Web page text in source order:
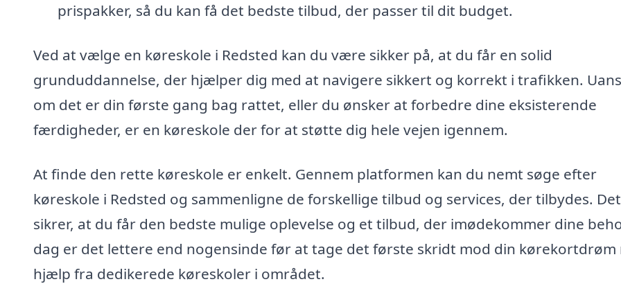
prispakker, så du kan få det bedste tilbud, der passer til dit budget.
Ved at vælge en køreskole i Redsted kan du være sikker på, at du får en solid
grunduddannelse, der hjælper dig med at navigere sikkert og korrekt i trafikken.
om det er din første gang bag rattet, eller du ønsker at forbedre dine eksisterende
færdigheder, er en køreskole der for at støtte dig hele vejen igennem.
At finde den rette køreskole er enkelt. Gennem platformen kan du nemt søge efter
køreskole i Redsted og sammenligne de forskellige tilbud og services, der tilbydes.
sikrer, at du får den bedste mulige oplevelse og et tilbud, der imødekommer dine
dag er det lettere end nogensinde før at tage det første skridt mod din kørekortdrøm
hjælp fra dedikerede køreskoler i området.